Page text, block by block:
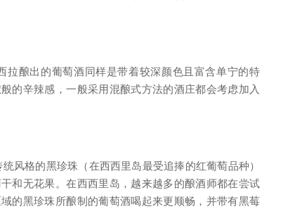
拉酿出的葡萄酒同样是带着较深颜色且富含单宁的特
的辛辣感，一般采用混酿式方法的酒庄都会考虑加入
风格的黑珍珠（在西西里岛最受追捧的红葡萄品种）
和无花果。在西西里岛，越来越多的酿酒师都在尝试
的黑珍珠所酿制的葡萄酒喝起来更顺畅，并带有黑莓